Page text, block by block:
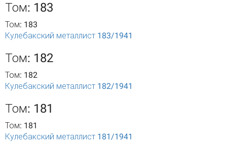
Том: 183
Том: 183
Кулебакский металлист 183/1941
Том: 182
Том: 182
Кулебакский металлист 182/1941
Том: 181
Том: 181
Кулебакский металлист 181/1941